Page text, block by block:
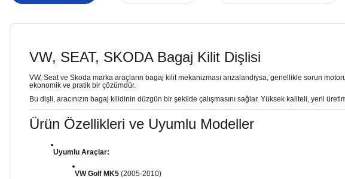
VW, SEAT, SKODA Bagaj Kilit Dişlisi
VW, Seat ve Skoda marka araçların bagaj kilit mekanizması arızalandıysa, genellikle sorun
ekonomik ve pratik bir çözümdür.
Bu dişli, aracınızın bagaj kilidinin düzgün bir şekilde çalışmasını sağlar. Yüksek kaliteli, yerli
Ürün Özellikleri ve Uyumlu Modeller
Uyumlu Araçlar:
VW Golf MK5 (2005-2010)